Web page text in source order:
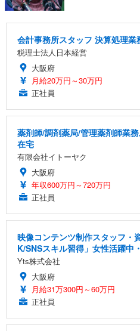
会計事務所スタッフ 決算処理
税理士法人日本経営
大阪府
月給20万円～30万円
正社員
薬剤師/調剤薬局/管理薬剤師業
在宅
有限会社イトーヤク
大阪府
年収600万円～720万円
正社員
映像コンテンツ制作スタッフ・
K/SNSスキル習得」女性活躍中
Yts株式会社
大阪府
月給31万300円～60万円
正社員